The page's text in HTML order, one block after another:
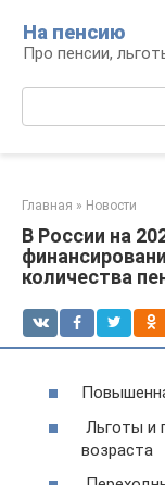
контенту
На пенсию
Про пенсии,
Главная » Новости
В России на
количества
Льготы и
возраста